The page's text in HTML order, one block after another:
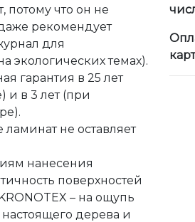
потому что он не
рекомендует
для
экологических темах).
гарантия в 25 лет
и в 3 лет (при
не оставляет
нанесения
поверхностей
– на ощупь
дерева и